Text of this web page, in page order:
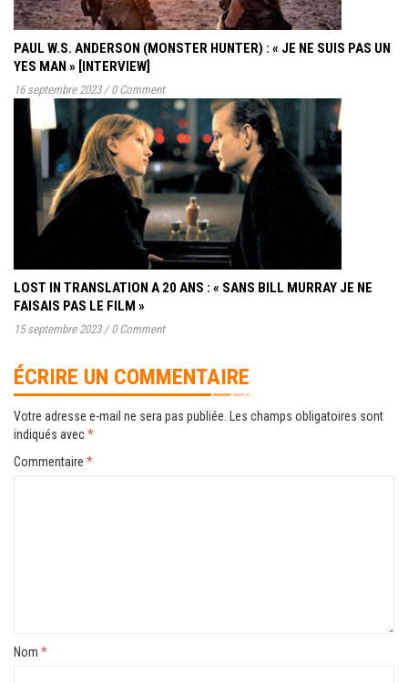
PAUL W.S. ANDERSON (MONSTER HUNTER) : « JE NE SUIS PAS UN
YES MAN » [INTERVIEW]
16 septembre 2023 / 0 Comment
LOST IN TRANSLATION A 20 ANS : « SANS BILL MURRAY JE NE
FAISAIS PAS LE FILM »
15 septembre 2023 / 0 Comment
ÉCRIRE UN COMMENTAIRE
Votre adresse e-mail ne sera pas publiée.
Les champs obligatoires sont
indiqués avec*
Commentaire *
Nom *